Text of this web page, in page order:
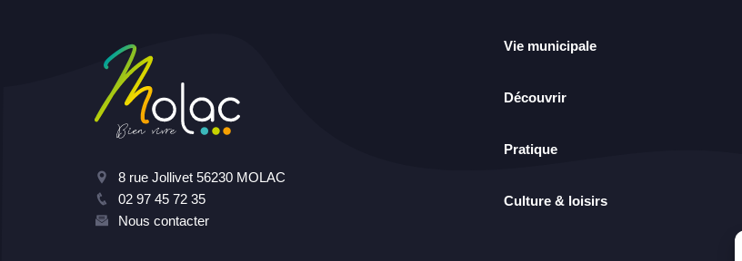
8 rue Jollivet 56230 MOLAC
02 97 45 72 35
Nous contacter
Vie municipale
Découvrir
Pratique
Culture & loisirs